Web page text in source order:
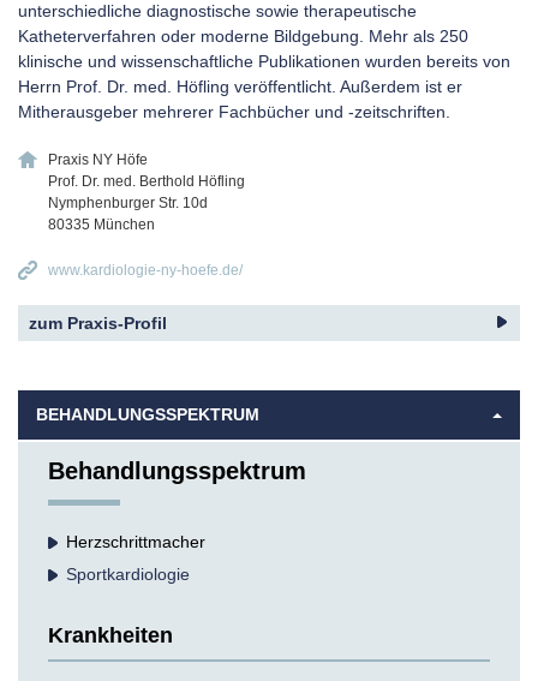
unterschiedliche diagnostische sowie therapeutische
Katheterverfahren oder moderne Bildgebung. Mehr als 250
klinische und wissenschaftliche Publikationen wurden bereits von
Herrn Prof. Dr. med. Höfling veröffentlicht. Außerdem ist er
Mitherausgeber mehrerer Fachbücher und -zeitschriften.
Praxis NY Höfe
Prof. Dr. med. Berthold Höfling
Nymphenburger Str. 10d
80335 München
www.kardiologie-ny-hoefe.de/
zum Praxis-Profil
BEHANDLUNGSSPEKTRUM
Behandlungsspektrum
Herzschrittmacher
Sportkardiologie
Krankheiten